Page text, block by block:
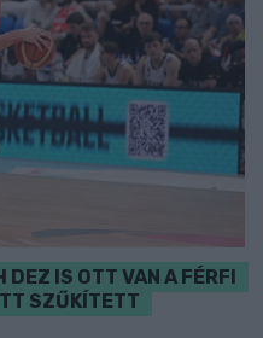
DEZ IS OTT VAN A FÉRFI
SZŰKÍTETT